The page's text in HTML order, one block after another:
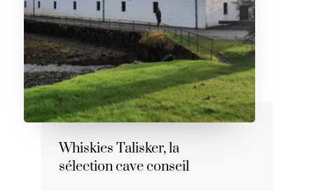
Whiskies Talisker, la
sélection cave conseil